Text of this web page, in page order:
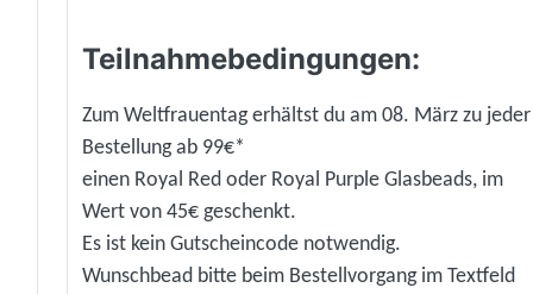
Teilnahmebedingungen:
Zum Weltfrauentag erhältst du am 08. März zu jeder
Bestellung ab 99€*
einen Royal Red oder Royal Purple Glasbeads, im
Wert von 45€ geschenkt.
Es ist kein Gutscheincode notwendig.
Wunschbead bitte beim Bestellvorgang im Textfeld